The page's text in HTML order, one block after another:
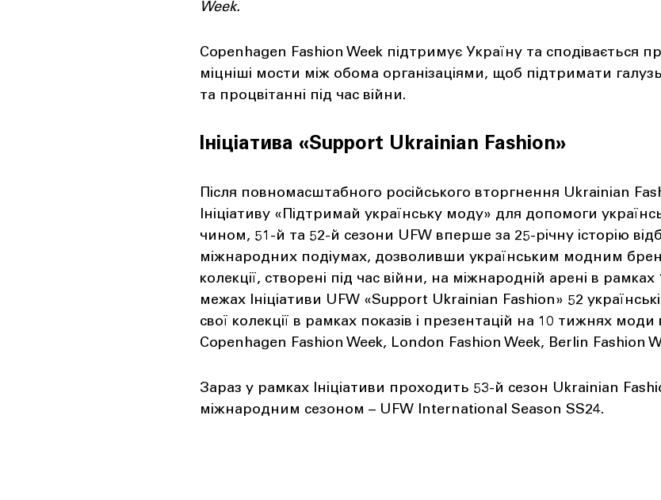
Week.
Copenhagen Fashion Week підтримує Україну та сподівається
міцніші мости між обома організаціями, щоб підтримати
та процвітанні під час війни.
Ініціатива «Support Ukrainian Fashion»
Після повномасштабного російського вторгнення Ukrainian
Ініціативу «Підтримай українську моду» для допомоги
чином, 51-й та 52-й сезони UFW вперше за 25-річну історію
міжнародних подіумах, дозволивши українським модним
колекції, створені під час війни, на міжнародній арені в
межах Ініціативи UFW «Support Ukrainian Fashion» 52
свої колекції в рамках показів і презентацій на 10 тижнях
Copenhagen Fashion Week, London Fashion Week, Berlin Fashion
Зараз у рамках Ініціативи проходить 53-й сезон Ukrainian
міжнародним сезоном – UFW International Season SS24.